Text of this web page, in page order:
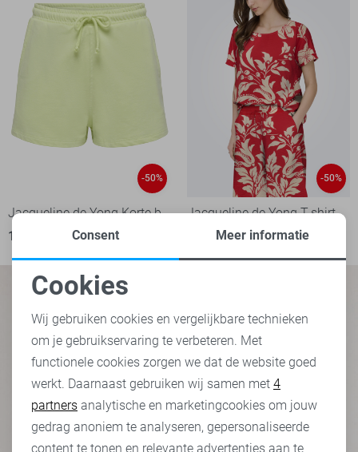
-50%
Jacqueline de Yong Korte broek
10,00
19,99
-50%
Jacqueline de Yong T-shirt
10,00 19,99
Noodzakelijke cookies
Personalisatie cookies
Analytische cookies
Marketing cookies
Consent Meer informatie
Cookies
Wij gebruiken cookies en vergelijkbare technieken
om je gebruikservaring te verbeteren. Met
functionele cookies zorgen we dat de website goed
werkt. Daarnaast gebruiken wij samen met 4
partners analytische en marketingcookies om jouw
gedrag anoniem te analyseren, gepersonaliseerde
content te tonen en relevante advertenties aan te